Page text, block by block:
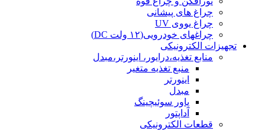
چراغ های پیشانی
چراغ یووی UV
چراغهای خودرویی(۱۲ ولت DC)
تجهیزات الکترونیکی
منابع تغذیه،درایور، اینورتر،مبدل
منبع تغذیه متغیر
اینورتر
مبدل
پاور سوئیچینگ
آداپتور
قطعات الکترونیکی